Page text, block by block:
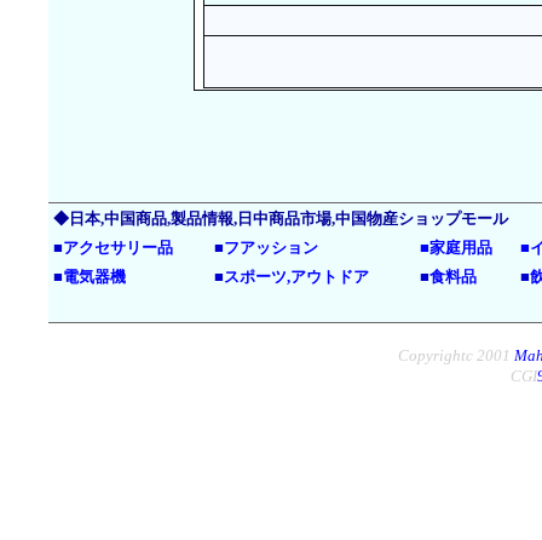
◆日本,中国商品,製品情報,日中商品市場,中国物産ショップモール
■アクセサリー品 ■フアッション ■家庭用品 ■
■電気器機 ■スポーツ,アウトドア ■食料品 ■
Copyrightc 2001
CGI